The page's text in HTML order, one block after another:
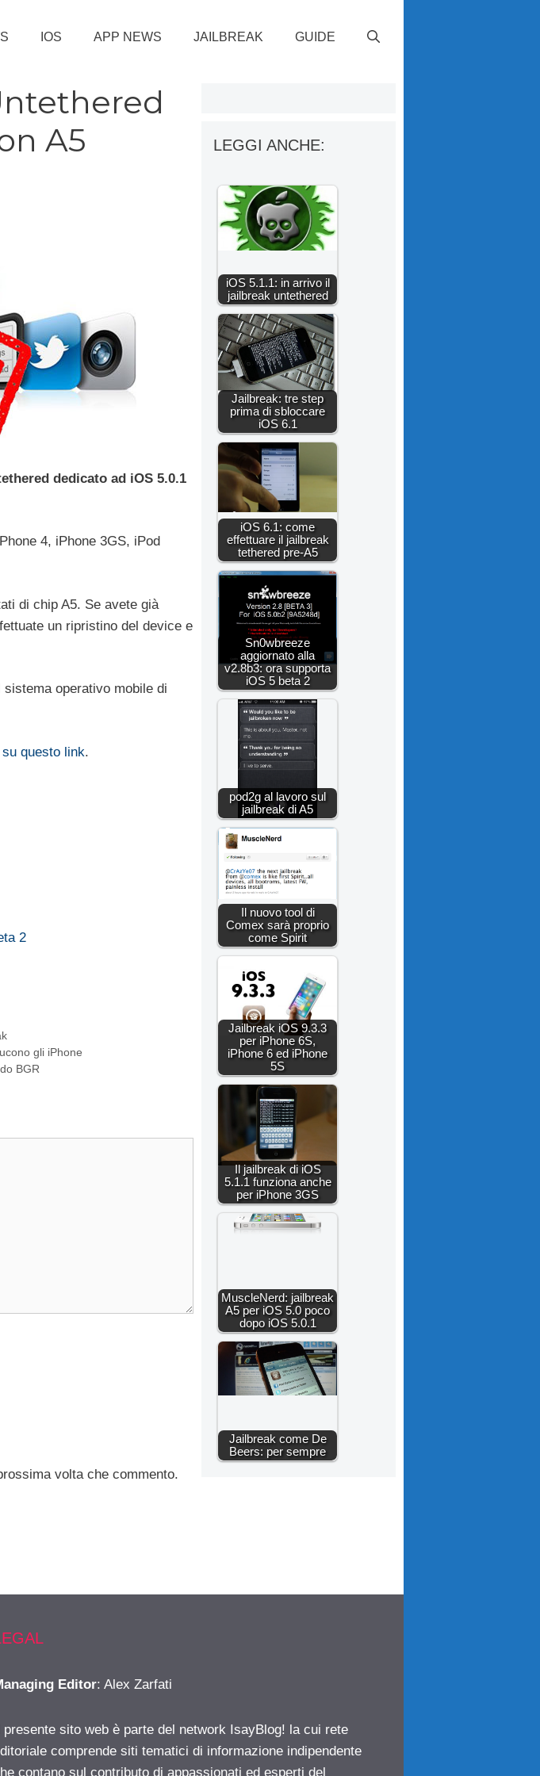
IOS APP NEWS JAILBREAK GUIDE
A5
dedicato ad iOS 5.0.1
4, iPhone 3GS, iPod
di chip A5. Se avete già
un ripristino del device e
operativo mobile di
questo link.
2
gli iPhone
BGR
volta che commento.
LEGGI ANCHE:
iOS 5.1.1: in arrivo il
jailbreak untethered
Jailbreak: tre step
prima di sbloccare
iOS 6.1
iOS 6.1: come
effettuare il jailbreak
tethered pre-A5
Sn0wbreeze
aggiornato alla
v2.8b3: ora supporta
iOS 5 beta 2
pod2g al lavoro sul
jailbreak di A5
Il nuovo tool di
Comex sarà proprio
come Spirit
Jailbreak iOS 9.3.3
per iPhone 6S,
iPhone 6 ed iPhone
5S
Il jailbreak di iOS
5.1.1 funziona anche
per iPhone 3GS
MuscleNerd: jailbreak
A5 per iOS 5.0 poco
dopo iOS 5.0.1
Jailbreak come De
Beers: per sempre
Editor: Alex Zarfati
presente sito web è parte del network IsayBlog! la cui rete
comprende siti tematici di informazione indipendente
contano sul contributo di appassionati ed esperti del